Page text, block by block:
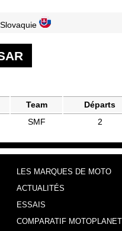
Slovaquie
Team Départs
SMF 2
LES MARQUES DE MOTO
ACTUALITÉS
ESSAIS
COMPARATIF